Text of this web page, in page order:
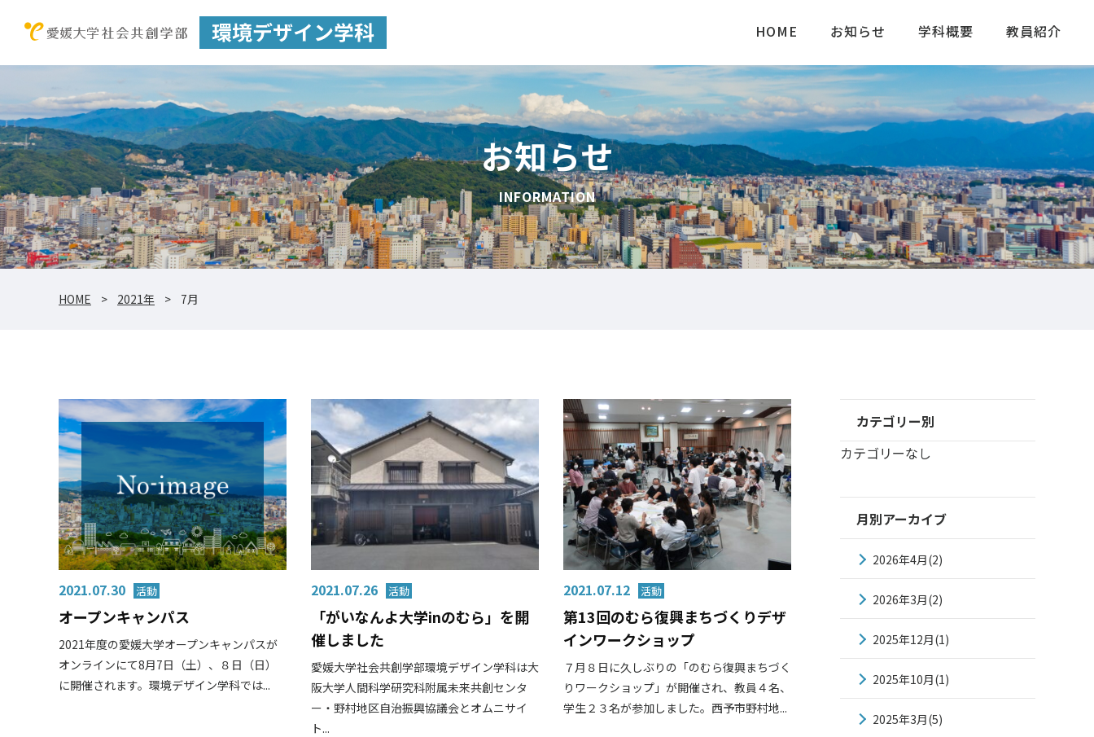
HOME お知らせ 学科概要 教員紹介
お知らせ
INFORMATION
HOME 2021年 7月
2021.07.30
オープンキャンパス
2021年度の愛媛大学オープンキャンパスが
オンラインにて8月7日（土）、８日（日）
に開催されます。環境デザイン学科では...
2021.07.26
「がいなんよ大学inのむら」を開
催しました
愛媛大学社会共創学部環境デザイン学科は大
阪大学人間科学研究科附属未来共創センタ
ー・野村地区自治振興協議会とオムニサイ
ト...
2021.07.12
第13回のむら復興まちづくりデザ
インワークショップ
７月８日に久しぶりの「のむら復興まちづく
りワークショップ」が開催され、教員４名、
学生２３名が参加しました。西予市野村地...
カテゴリー別
カテゴリーなし
月別アーカイブ
2026年4月(2)
2026年3月(2)
2025年12月(1)
2025年10月(1)
2025年3月(5)